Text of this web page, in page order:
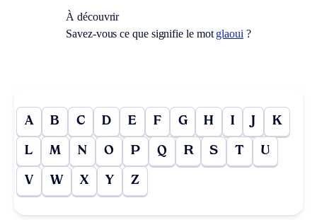
À découvrir
Savez-vous ce que signifie le mot glaoui ?
A B C D E F G H I J K
L M N O P Q R S T U
V W X Y Z